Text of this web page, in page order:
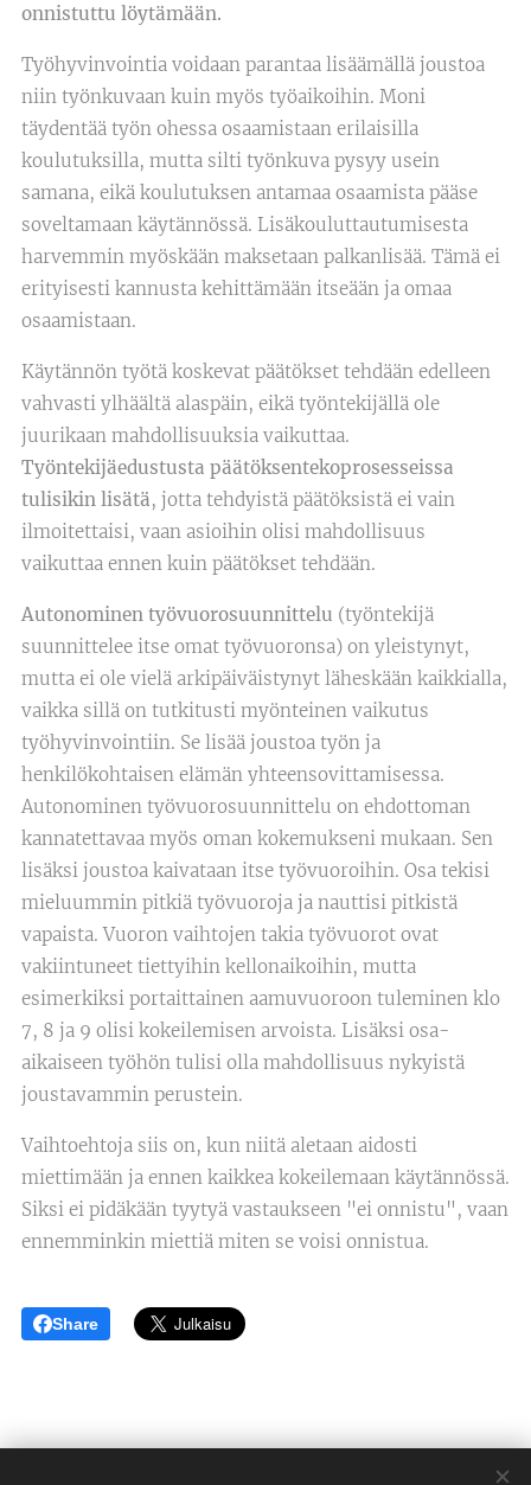
onnistuttu löytämään.
Työhyvinvointia voidaan parantaa lisäämällä joustoa
niin työnkuvaan kuin myös työaikoihin. Moni
täydentää työn ohessa osaamistaan erilaisilla
koulutuksilla, mutta silti työnkuva pysyy usein
samana, eikä koulutuksen antamaa osaamista pääse
soveltamaan käytännössä. Lisäkouluttautumisesta
harvemmin myöskään maksetaan palkanlisää. Tämä ei
erityisesti kannusta kehittämään itseään ja omaa
osaamistaan.
Käytännön työtä koskevat päätökset tehdään edelleen
vahvasti ylhäältä alaspäin, eikä työntekijällä ole
juurikaan mahdollisuuksia vaikuttaa.
Työntekijäedustusta päätöksentekoprosesseissa
tulisikin lisätä, jotta tehdyistä päätöksistä ei vain
ilmoitettaisi, vaan asioihin olisi mahdollisuus
vaikuttaa ennen kuin päätökset tehdään.
Autonominen työvuorosuunnittelu (työntekijä
suunnittelee itse omat työvuoronsa) on yleistynyt,
mutta ei ole vielä arkipäiväistynyt läheskään kaikkialla,
vaikka sillä on tutkitusti myönteinen vaikutus
työhyvinvointiin. Se lisää joustoa työn ja
henkilökohtaisen elämän yhteensovittamisessa.
Autonominen työvuorosuunnittelu on ehdottoman
kannatettavaa myös oman kokemukseni mukaan. Sen
lisäksi joustoa kaivataan itse työvuoroihin. Osa tekisi
mieluummin pitkiä työvuoroja ja nauttisi pitkistä
vapaista. Vuoron vaihtojen takia työvuorot ovat
vakiintuneet tiettyihin kellonaikoihin, mutta
esimerkiksi portaittainen aamuvuoroon tuleminen klo
7, 8 ja 9 olisi kokeilemisen arvoista. Lisäksi osa-
aikaiseen työhön tulisi olla mahdollisuus nykyistä
joustavammin perustein.
Vaihtoehtoja siis on, kun niitä aletaan aidosti
miettimään ja ennen kaikkea kokeilemaan käytännössä.
Siksi ei pidäkään tyytyä vastaukseen "ei onnistu", vaan
ennemminkin miettiä miten se voisi onnistua.
Share